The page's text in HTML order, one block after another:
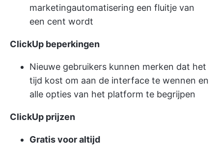
marketingautomatisering een fluitje van
een cent wordt
ClickUp beperkingen
Nieuwe gebruikers kunnen merken dat het
tijd kost om aan de interface te wennen en
alle opties van het platform te begrijpen
ClickUp prijzen
Gratis voor altijd